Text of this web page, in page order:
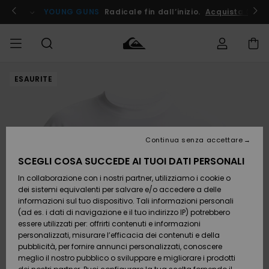
informazioni
prodotto
! YOUNG GUNS Radicale fin dall’inizio. Acquista Ora
UOMO
Accessori
Calzature
e
infradito
Surf /
Acqua
Accessori
Calzature
e
infradito
Surf /
Acqua
Nuovi
Da
Scoprire
Snow
SURF
Highlights
Comunità
SNOW
Shop
Snow
Shop
Donna
OUTLET
Outlet
Donna
Pagamento
Buono regalo
Quiksilver
Freedom
ESAURITE
SCEGLI COSA SUCCEDE AI TUOI DATI PERSONALI
In collaborazione con i nostri partner, utilizziamo i cookie o
dei sistemi equivalenti per salvare e/o accedere a delle
informazioni sul tuo dispositivo. Tali informazioni personali
(ad es. i dati di navigazione e il tuo indirizzo IP) potrebbero
essere utilizzati per: offrirti contenuti e informazioni
personalizzati, misurare l’efficacia dei contenuti e della
pubblicità, per fornire annunci personalizzati, conoscere
meglio il nostro pubblico o sviluppare e migliorare i prodotti
Continua senza accettare